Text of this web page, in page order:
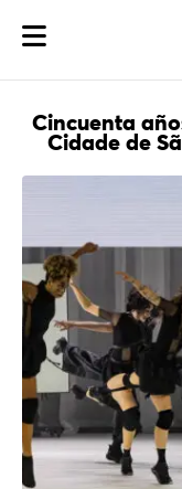
Cincuenta
Cidade de